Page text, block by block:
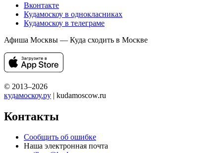
Вконтакте
Кудамоскоу в однокласниках
Кудамоскоу в телеграме
Афиша Москвы — Куда сходить в Москве
© 2013–2026
кудамоскоу.ру | kudamoscow.ru
Контакты
Сообщить об ошибке
Наша электронная почта